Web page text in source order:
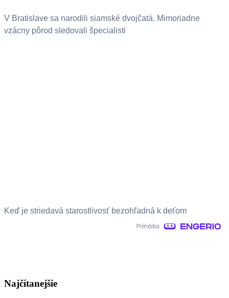
V Bratislave sa narodili siamské dvojčatá. Mimoriadne
vzácny pôrod sledovali špecialisti
Keď je striedavá starostlivosť bezohľadná k deťom
Najčítanejšie